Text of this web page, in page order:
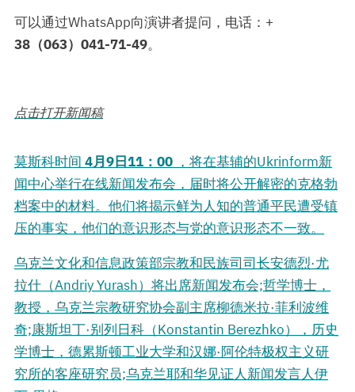
可以通过WhatsApp向演讲者提问，电话：+
38（063）041-71-49。
点击打开新闻稿
莫斯科时间 4月9日11：00 ，将在基辅的Ukrinform新
闻中心举行在线新闻发布会，届时将公开解密的克格勃
档案中的材料。他们将揭示鲜为人知的普通平民遭受镇
压的事实，他们的意识形态与党的意识形态不一致。
乌克兰文化和信息政策部宗教和民族司司长安德烈·尤
拉什（Andriy Yurash）将出席新闻发布会;哲学博士，
教授，乌克兰宗教研究协会副主席柳德米拉·菲利波维
奇;康斯坦丁·别列日科（Konstantin Berezhko），历史
学博士，德累斯顿工业大学和汉娜·阿伦特极权主义研
究所的客座研究员;乌克兰耶和华见证人新闻发言人伊